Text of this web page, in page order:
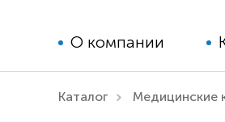
О компании
Каталог Медицинские